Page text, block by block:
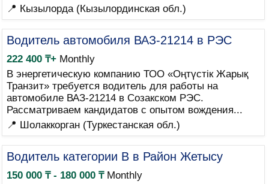
📍 Кызылорда (Кызылординская обл.)
Водитель автомобиля ВАЗ-21214 в РЭС
222 400 ₸+Monthly
В энергетическую компанию ТОО «Оңтүстік Жарық
Транзит» требуется водитель для работы на
автомобиле ВАЗ-21214 в Созакском РЭС.
Рассматриваем кандидатов с опытом вождения...
📍 Шолаккорган (Туркестанская обл.)
Водитель категории B в Район Жетысу
150 000 ₸ - 180 000 ₸Monthly